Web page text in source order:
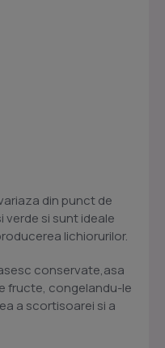
din punct de
verde si sunt ideale
lichiorurilor.
conservate,asa
fructe, congelandu-le
a scortisoarei si a